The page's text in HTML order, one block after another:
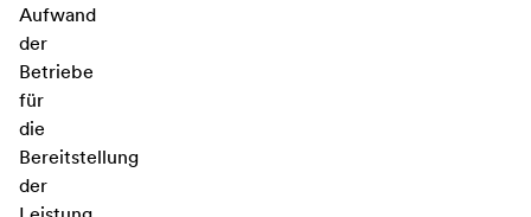
Aufwand
der
Betriebe
für
die
Bereitstellung
der